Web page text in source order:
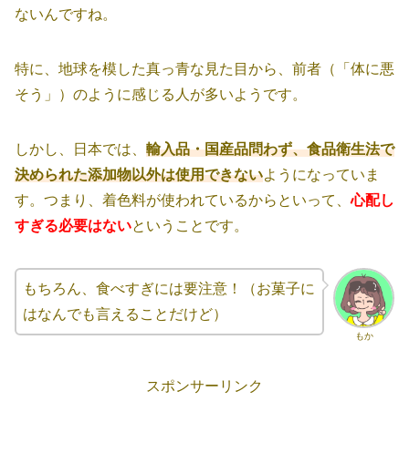
ないんですね。
特に、地球を模した真っ青な見た目から、前者（「体に悪
そう」）のように感じる人が多いようです。
しかし、日本では、 輸入品・国産品問わず、食品衛生法で
決められた添加物以外は使用できないようになっていま
す。つまり、着色料が使われているからといって、心配し
すぎる必要はないということです。
もか
もちろん、食べすぎには要注意！（お菓子に
はなんでも言えることだけど）
スポンサーリンク